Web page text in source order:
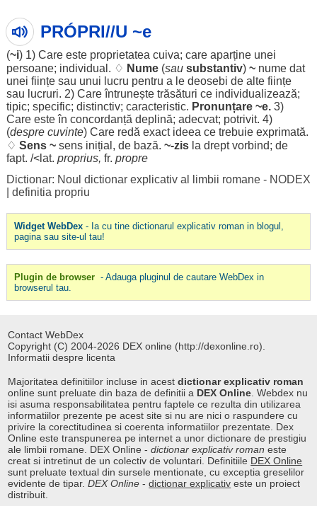
PRÓPRI//U ~e
(~i) 1) Care este proprietatea cuiva; care aparțineunei
persoane; individual . ♢ Nume(sau substantiv) ~ nume dat
unei ființesau unui lucru pentru a le deosebi de alte ființe
sau lucruri. 2) Careîntrunește trăsături ce individualizează;
tipic; specific; distinctiv; caracteristic. Pronunțare~e.3)
Care este în concordanță deplină; adecvat; potrivit. 4)
(despre cuvinte) Care redă exact ideea ce trebuie exprimată.
♢ Sens~ sens inițial , de bază. ~-zisla drept vorbind; de
fapt. /<lat. proprius, fr. propre
Dictionar: Noul dictionar explicativ al limbii romane - NODEX
definitia propriu
Widget WebDex- Ia cu tine dictionarul explicativ roman in blogul,
pagina sau site-ul tau!
Plugin de browser - Adauga pluginul de cautare WebDex in
browserul tau.
Contact WebDex
Copyright (C) 2004-2026 DEX online (http://dexonline.ro).
Informatii despre licenta
Majoritatea definitiilor incluse in acestdictionar explicativ roman
online sunt preluate din baza de definitii a DEX Online . Webdex nu
isi asuma responsabilitatea pentru faptele ce rezulta din utilizarea
informatiilor prezente pe acest site si nu are nici o raspundere cu
privire la corectitudinea si coerenta informatiilor prezentate. Dex
Online este transpunerea pe internet a unor dictionare de prestigiu
ale limbii romane. DEX Online -dictionar explicativ roman este
creat si intretinut de un colectiv de voluntari. Definitiile DEX Online
sunt preluate textual din sursele mentionate, cu exceptia greselilor
evidente de tipar.DEX Online -dictionar explicativ este un proiect
distribuit.